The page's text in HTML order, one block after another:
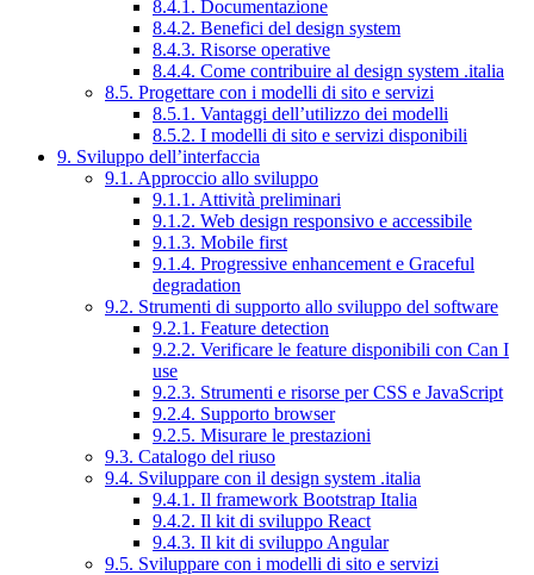
8.4.1. Documentazione
8.4.2. Benefici del design system
8.4.3. Risorse operative
8.4.4. Come contribuire al design system .italia
8.5. Progettare con i modelli di sito e servizi
8.5.1. Vantaggi dell’utilizzo dei modelli
8.5.2. I modelli di sito e servizi disponibili
9. Sviluppo dell’interfaccia
9.1. Approccio allo sviluppo
9.1.1. Attività preliminari
9.1.2. Web design responsivo e accessibile
9.1.3. Mobile first
9.1.4. Progressive enhancement e Graceful
degradation
9.2. Strumenti di supporto allo sviluppo del software
9.2.1. Feature detection
9.2.2. Verificare le feature disponibili con Can I
use
9.2.3. Strumenti e risorse per CSS e JavaScript
9.2.4. Supporto browser
9.2.5. Misurare le prestazioni
9.3. Catalogo del riuso
9.4. Sviluppare con il design system .italia
9.4.1. Il framework Bootstrap Italia
9.4.2. Il kit di sviluppo React
9.4.3. Il kit di sviluppo Angular
9.5. Sviluppare con i modelli di sito e servizi